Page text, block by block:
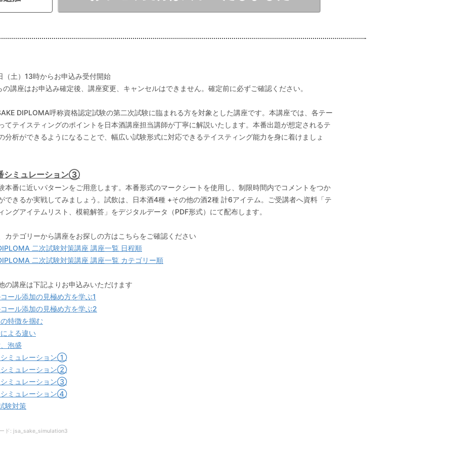
（土 ）13時からお申込み受付開始
講座はお申込み確定後、講座変更、キャンセルはできません。確定前に必ずご確認ください。
DIPLOMA呼称資格認定試験の第二次試験に臨まれる方を対象とした講座です。本講座では、各テー
てテイスティングのポイントを日本酒講座担当講師が丁寧に解説いたします。本番出題が想定されるテ
分析ができるようになることで、幅広い試験形式に対応できるテイスティング能力を身に着けましょ
ミュレーション③
本番に近いパターンをご用意します。本番形式のマークシートを使用し、制限時間内でコメントをつか
できるか実戦してみましょう。試飲は、日本酒4種 +その他の酒2種 計6アイテム。ご受講者へ資料「テ
ングアイテムリスト、模範解答」をデジタルデータ（PDF形式）にて配布します。
カテゴリーから講座をお探しの方はこちらをご確認ください
二次試験対策講座 講座一覧 日程順
二次試験対策講座 講座一覧 カテゴリー順
の講座は下記よりお申込みいただけます
ール添加の見極め方を学ぶ1
ール添加の見極め方を学ぶ2
特徴を掴む
よる違い
泡盛
ミュレーション①
ミュレーション②
ミュレーション③
ミュレーション④
験対策
ド: jsa_sake_simulation3